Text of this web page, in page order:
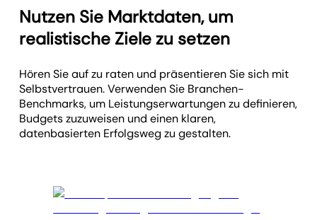
Nutzen Sie Marktdaten, um
realistische Ziele zu setzen
Hören Sie auf zu raten und präsentieren Sie sich mit
Selbstvertrauen. Verwenden Sie Branchen-
Benchmarks, um Leistungserwartungen zu definieren,
Budgets zuzuweisen und einen klaren,
datenbasierten Erfolgsweg zu gestalten.